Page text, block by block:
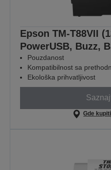
Epson TM-T88VII
PowerUSB, Buzz,
Pouzdanost
Kompatibilnost sa
Ekološka prihvatljivost
Gde kupiti